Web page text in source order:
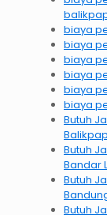
biaya
biaya
biaya
biaya
biaya
biaya
Butuh
Butuh
Bandar
Butuh
Butuh